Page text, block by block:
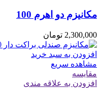
مکانیزم دو اهرم 100
2,300,000 تومان
افزودن به سبد خرید
مشاهده سریع
مقایسه
افزودن به علاقه مندی